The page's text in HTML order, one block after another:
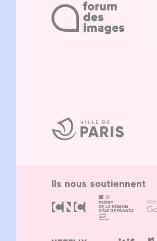
Ville
de
Paris
Ils nous soutiennent